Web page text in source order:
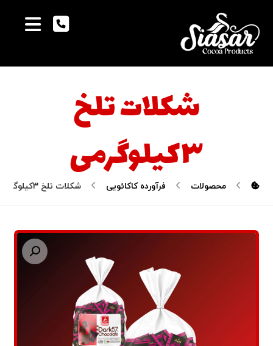
شکلات تلخ
۳کیلوگرمی
محصولات فرآورده کاکائویی شکلات تلخ ۳کیلوگرمی